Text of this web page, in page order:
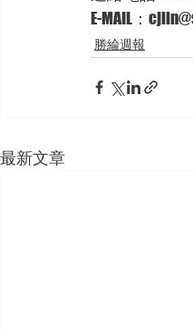
E-MAIL：
勝綸週報
最新文章